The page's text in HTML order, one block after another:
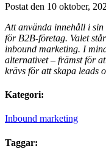
Postat den 10 oktober,
Att använda innehåll i
för B2B-företag. Valet
inbound marketing. I
alternativet – främst för
krävs för att skapa leads
Kategori:
Inbound marketing
Taggar: